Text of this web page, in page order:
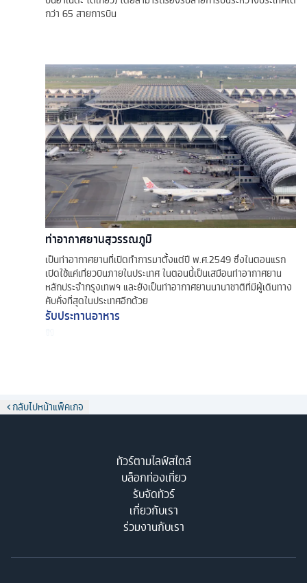
กว่า 65 สายการบิน
ท่าอากาศยานสุวรรณภูมิ
เป็นท่าอากาศยานที่เปิดทำการมาตั้งแต่ปี พ.ศ.2549 ซึ่งในตอนแรก
เปิดใช้แค่เที่ยวบินภายในประเทศ ในตอนนี้เป็นเสมือนท่าอากาศยาน
หลักประจำกรุงเทพฯ และยังเป็นท่าอากาศยานนานาชาติที่มีผู้เดินทาง
คับคั่งที่สุดในประเทศอีกด้วย
รับประทานอาหาร
กลับไปหน้าแพ็คเกจ
ทัวร์ตามไลฟ์สไตล์
บล็อกท่องเที่ยว
รับจัดทัวร์
เกี่ยวกับเรา
ร่วมงานกับเรา